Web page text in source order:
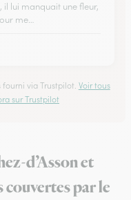
lui manquait une fleur,
me…
via Trustpilot. Voir tous
sur Trustpilot
d’Asson et
couvertes par le